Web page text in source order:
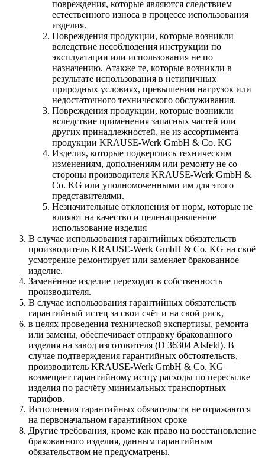
повреждения, которые являются следствием
естественного износа в процессе использования
изделия.
Повреждения продукции, которые возникли
вследствие несоблюдения инструкции по
эксплуатации или использования не по
назначению. Атакже те, которые возникли в
результате использования в нетипичных
природных условиях, превышении нагрузок или
недостаточного технического обслуживания.
Повреждения продукции, которые возникли
вследствие применения запасных частей или
других принадлежностей, не из ассортимента
продукции KRAUSE-Werk GmbH & Со. KG
Изделия, которые подверглись техническим
изменениям, дополнениям или ремонту не со
стороны производителя KRAUSE-Werk GmbH &
Со. KG или уполномоченными им для этого
представителями.
Незначительные отклонения от норм, которые не
влияют на качество и целенаправленное
использование изделия
В случае использования гарантийных обязательств
производитель KRAUSE-Werk GmbH & Со. KG на своё
усмотрение ремонтирует или заменяет бракованное
изделие.
Заменённое изделие переходит в собственность
производителя.
В случае использования гарантийных обязательств
гарантийный истец за свои счёт и на свой риск,
в целях проведения технической экспертизы, ремонта
или замены, обеспечивает отправку бракованного
изделия на завод изготовителя (D 36304 Alsfeld). В
случае подтверждения гарантийных обстоятельств,
производитель KRAUSE-Werk GmbH & Со. KG
возмещает гарантийному истцу расходы по пересылке
изделия по расчёту минимальных транспортных
тарифов.
Исполнения гарантийных обязательств не отражаются
на первоначальном гарантийном сроке
Другие требования, кроме как право на восстановление
бракованного изделия, данным гарантийным
обязательством не предусматрены.